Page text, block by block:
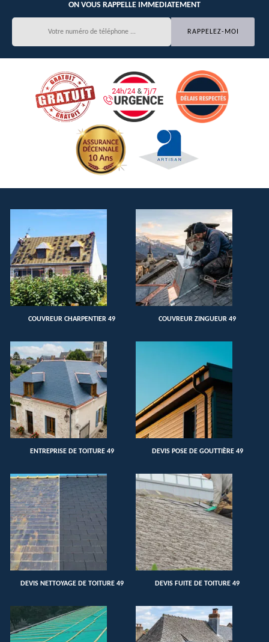
ON VOUS RAPPELLE IMMEDIATEMENT
COUVREUR CHARPENTIER 49 COUVREUR ZINGUEUR 49
ENTREPRISE DE TOITURE 49 DEVIS POSE DE GOUTTIÈRE 49
DEVIS NETTOYAGE DE TOITURE 49 DEVIS FUITE DE TOITURE 49